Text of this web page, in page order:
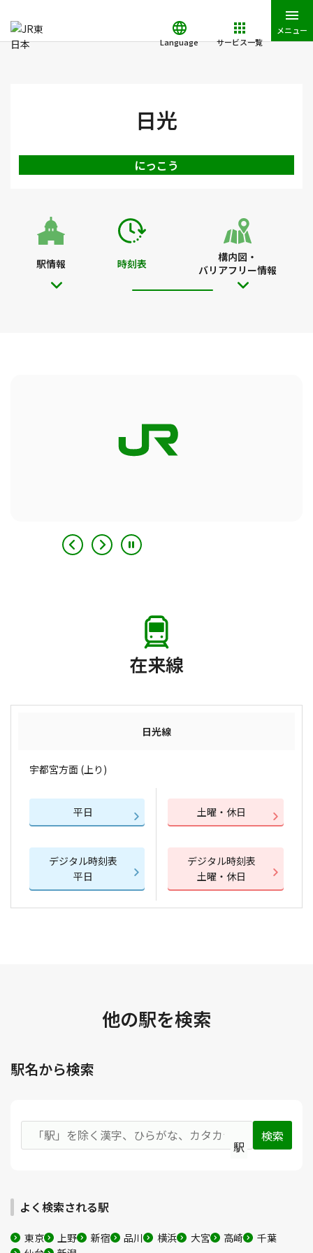
Language サービス一覧
メニュー
日光
にっこう
駅情報 時刻表
構内図・
バリアフリー情報
在来線
日光線
宇都宮方面 (上り)
平日 土曜・休日
デジタル時刻表
平日
デジタル時刻表
土曜・休日
他の駅を検索
駅名から検索
駅
よく検索される駅
東京 上野 新宿 品川 横浜 大宮 高崎
千葉